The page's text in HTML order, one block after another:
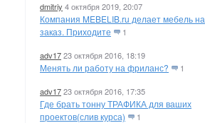
dmitriy 4 октября 2019, 20:07
Компания MEBELIB.ru делает мебель на
заказ. Приходите
1
adv1723 октября 2016, 18:19
Менять ли работу на фриланс? 1
adv1723 октября 2016, 17:35
Где брать тонну ТРАФИКА для ваших
проектов(слив курса)
1